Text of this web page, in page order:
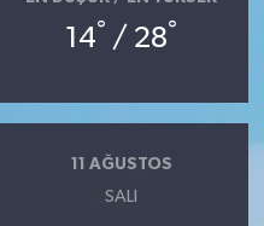
14° / 28°
11 AĞUSTOS
SALI